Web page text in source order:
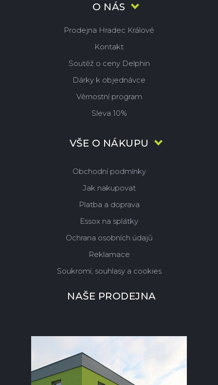
O NÁS
Prodejna Hradec Králové
Kontakt
Soutěž o ceny Delphin
Dárky k objednávce
Věrnostní program
Sleva 10%
VŠE O NÁKUPU
Obchodní podmínky
Jak nakupovat
Platba a doprava
Essox na splátky
Ochrana osobních údajů
Reklamace
Soukromí, souhlasy a cookies
NAŠE PRODEJNA